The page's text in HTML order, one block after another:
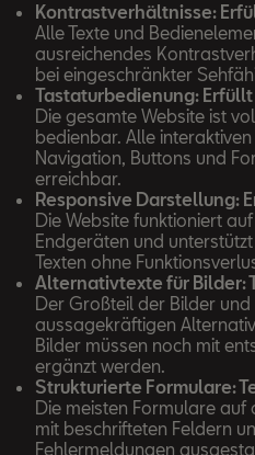
Kontrastverhältnisse:
Alle Texte und
ausreichendes
bei eingeschränkter
Tastaturbedienung: Erfüllt
Die gesamte Website ist
bedienbar. Alle
Navigation, Buttons und
erreichbar.
Responsive Darstellung:
Die Website funktioniert
Endgeräten und
Texten ohne
Alternativtexte für Bilder:
Der Großteil der Bilder
aussagekräftigen
Bilder müssen noch mit
ergänzt werden.
Strukturierte Formulare:
Die meisten Formulare auf
mit beschrifteten Feldern
Fehlermeldungen